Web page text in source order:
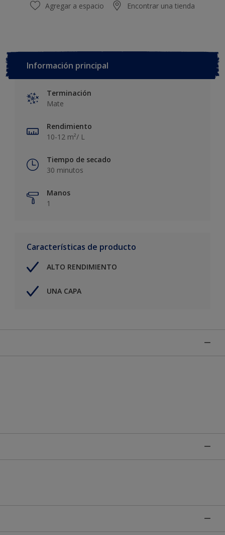
Agregar a espacio Encontrar una tienda
Información principal
Terminación
Mate
Rendimiento
10-12 m²/ L
Tiempo de secado
30 minutos
Manos
1
Características de producto
ALTO RENDIMIENTO
UNA CAPA